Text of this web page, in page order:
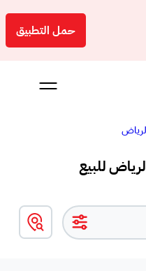
حمل التطبيق
للبيع